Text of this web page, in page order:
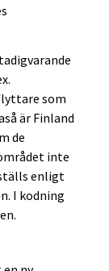
som
är Finland
de
inte
enligt
I kodning